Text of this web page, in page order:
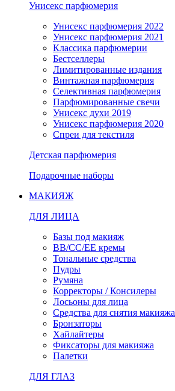
Унисекс парфюмерия
Унисекс парфюмерия 2022
Унисекс парфюмерия 2021
Классика парфюмерии
Бестселлеры
Лимитированные издания
Винтажная парфюмерия
Селективная парфюмерия
Парфюмированные свечи
Унисекс духи 2019
Унисекс парфюмерия 2020
Спреи для текстиля
Детская парфюмерия
Подарочные наборы
МАКИЯЖ
ДЛЯ ЛИЦА
Базы под макияж
BB/CC/EE кремы
Тональные средства
Пудры
Румяна
Корректоры / Консилеры
Лосьоны для лица
Средства для снятия макияжа
Бронзаторы
Хайлайтеры
Фиксаторы для макияжа
Палетки
ДЛЯ ГЛАЗ